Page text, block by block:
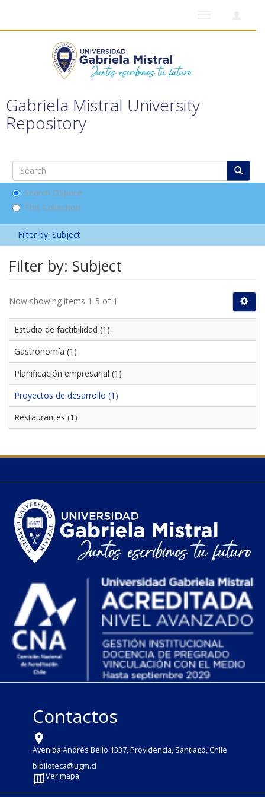
Gabriela Mistral University
Repository
Search DSpace
This Collection
Filter by: Subject
Filter by: Subject
Now showing items 1-5 of 1
Estudio de factibilidad (1)
Gastronomía (1)
Planificación empresarial (1)
Proyectos de desarrollo (1)
Restaurantes (1)
Contactos
Avenida Andrés Bello 1337, Providencia, Santiago, Chile
biblioteca@ugm.cl
Ver mapa